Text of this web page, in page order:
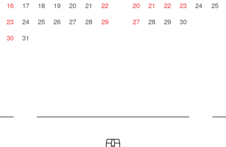
16
17 18 19 20 21
22
23
24 25 26 27 28
29
30
31
20
21 22 23 24 25
27
28 29 30